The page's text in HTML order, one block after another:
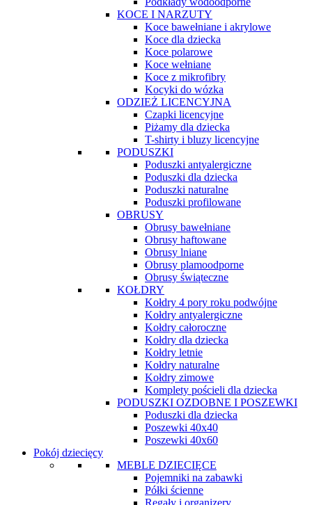
KOCE I NARZUTY
Koce bawełniane i akrylowe
Koce dla dziecka
Koce polarowe
Koce wełniane
Koce z mikrofibry
Kocyki do wózka
ODZIEŻ LICENCYJNA
Czapki licencyjne
Piżamy dla dziecka
T-shirty i bluzy licencyjne
PODUSZKI
Poduszki antyalergiczne
Poduszki dla dziecka
Poduszki naturalne
Poduszki profilowane
OBRUSY
Obrusy bawełniane
Obrusy haftowane
Obrusy lniane
Obrusy plamoodporne
Obrusy świąteczne
KOŁDRY
Kołdry 4 pory roku podwójne
Kołdry antyalergiczne
Kołdry całoroczne
Kołdry dla dziecka
Kołdry letnie
Kołdry naturalne
Kołdry zimowe
Komplety pościeli dla dziecka
PODUSZKI OZDOBNE I POSZEWKI
Poduszki dla dziecka
Poszewki 40x40
Poszewki 40x60
Pokój dziecięcy
MEBLE DZIECIĘCE
Pojemniki na zabawki
Półki ścienne